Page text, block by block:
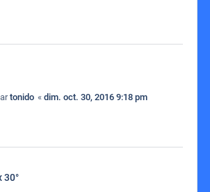
tonido « dim. oct. 30, 2016 9:18 pm
30°